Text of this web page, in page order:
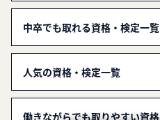
中卒でも取れる資格・検定一覧
人気の資格・検定一覧
働きながらでも取りやすい資格